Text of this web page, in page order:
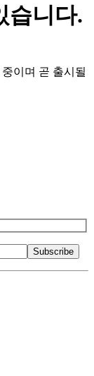
습니다.
이며 곧 출시될